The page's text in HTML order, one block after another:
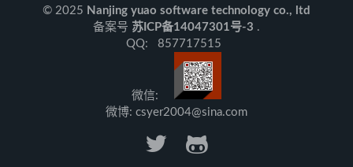
© 2025 Nanjing yuao software technology co., ltd
备案号 苏ICP备14047301号-3 .
QQ: 857717515
微信:
微博: csyer2004@sina.com